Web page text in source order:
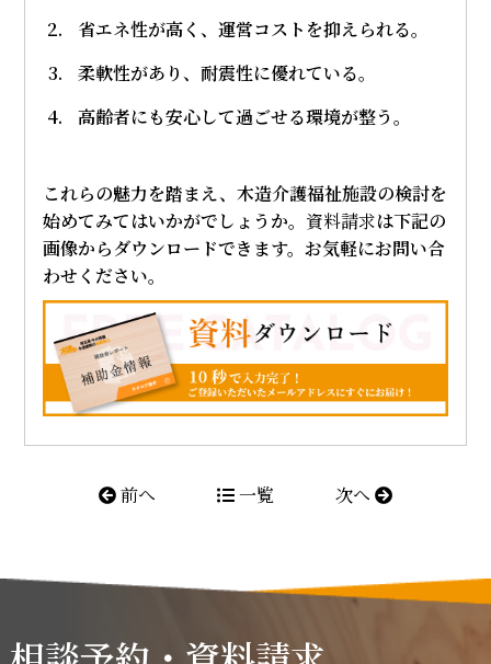
省エネ性が高く、運営コストを抑えられる。
柔軟性があり、耐震性に優れている。
高齢者にも安心して過ごせる環境が整う。
これらの魅力を踏まえ、木造介護福祉施設の検討を
始めてみてはいかがでしょうか。 資料請求は下記の
画像からダウンロードできます。お気軽にお問い合
わせください。
前へ 一覧 次へ